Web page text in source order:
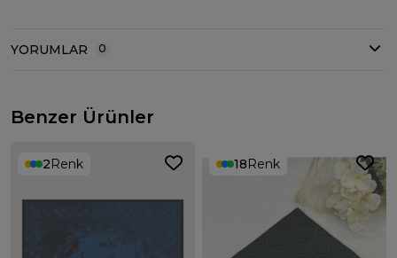
YORUMLAR 0
Benzer Ürünler
2Renk 18Renk